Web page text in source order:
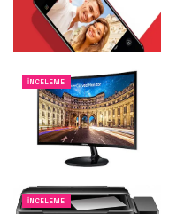
İNCELEME
İNCELEME